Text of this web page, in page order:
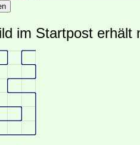
im Startpost erhält